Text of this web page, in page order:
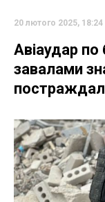
20 лютого 2025, 18:24
Авіаудар по
завалами